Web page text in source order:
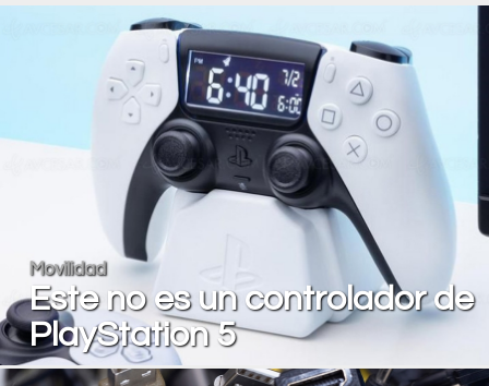
Movilidad
Este no es un controlador de
PlayStation 5